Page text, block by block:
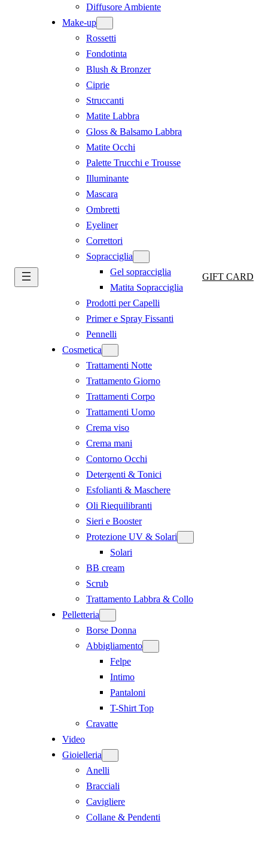
Diffusore Ambiente
Make-up
Rossetti
Fondotinta
Blush & Bronzer
Ciprie
Struccanti
Matite Labbra
Gloss & Balsamo Labbra
Matite Occhi
Palette Trucchi e Trousse
Illuminante
Mascara
Ombretti
Eyeliner
Correttori
Sopracciglia
Gel sopracciglia
Matita Sopracciglia
Prodotti per Capelli
Primer e Spray Fissanti
Pennelli
Cosmetica
Trattamenti Notte
Trattamento Giorno
Trattamenti Corpo
Trattamenti Uomo
Crema viso
Crema mani
Contorno Occhi
Detergenti & Tonici
Esfolianti & Maschere
Oli Riequilibranti
Sieri e Booster
Protezione UV & Solari
Solari
BB cream
Scrub
Trattamento Labbra & Collo
Pelletteria
Borse Donna
Abbigliamento
Felpe
Intimo
Pantaloni
T-Shirt Top
Cravatte
Video
Gioielleria
Anelli
Bracciali
Cavigliere
Collane & Pendenti
GIFT CARD